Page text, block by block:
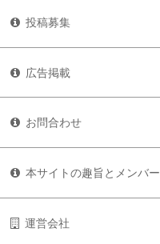
投稿募集
広告掲載
お問合わせ
本サイトの趣旨とメンバー
運営会社